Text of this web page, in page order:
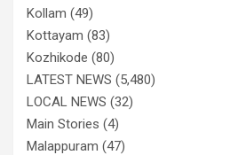
Kollam (49)
Kottayam (83)
Kozhikode (80)
LATEST NEWS (5,480)
LOCAL NEWS (32)
Main Stories (4)
Malappuram (47)